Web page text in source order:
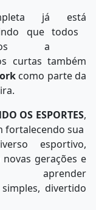
já está
que todos
a
curtas também
como parte da
OS ESPORTES,
fortalecendo sua
esportivo,
gerações e
divertido